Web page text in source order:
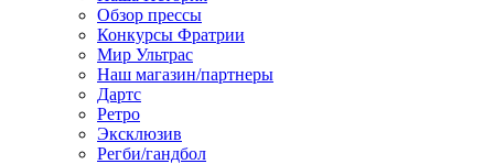
Обзор прессы
Конкурсы Фратрии
Мир Ультрас
Наш магазин/партнеры
Дартс
Ретро
Эксклюзив
Регби/гандбол